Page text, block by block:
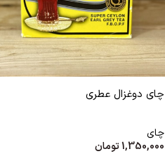
چای دوغزال عطری
چای
1,350,000تومان